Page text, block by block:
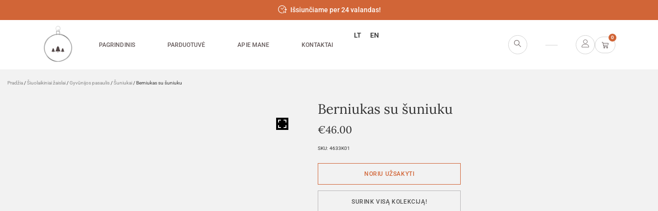
Išsiunčiame per 24 valandas!
PAGRINDINIS PARDUOTUVĖ APIE MANE KONTAKTAI
LT EN 0
Pradžia /Šiuolaikiniai žaislai /Gyvūnijos pasaulis /Šuniukai / Berniukas su šuniuku
Berniukas su šuniuku
€46.00
SKU: 4633K01
SURINK VISĄ KOLEKCIJĄ!